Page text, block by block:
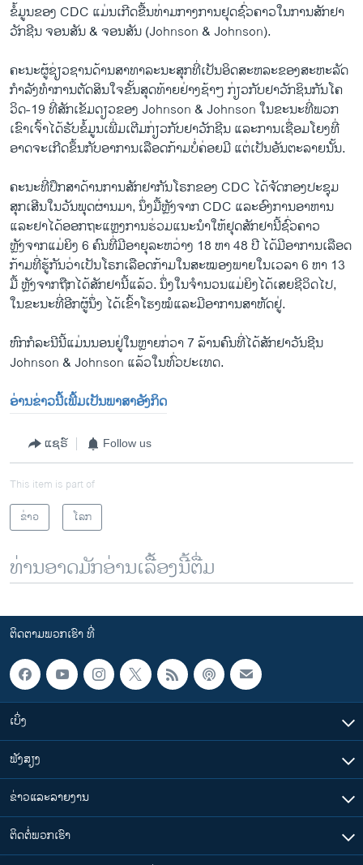
ຂໍ້ມູນຂອງ CDC ແມ່ນເກີດຂື້ນທ່າມກາງການຢຸດຊົ່ວຄາວໃນການສັກຢາ
ວັກຊີນ ຈອນສັນ & ຈອນສັນ (Johnson & Johnson).
ຄະນະຜູ້ຊ່ຽວຊານດ້ານສາທາລະນະສຸກທີ່ເປັນອິດສະຫລະຂອງສະຫະລັດ
ກຳລັງທໍາການຕັດສິນໃຈຂັ້ນສຸດທ້າຍຢ່າງຊ້າໆ ກ່ຽວກັບຢາວັກຊິນກັນໂຄ
ວິດ-19 ທີ່ສັກເຂັມດຽວຂອງ Johnson & Johnson ໃນຂະນະທີ່ພວກ
ເຂົາເຈົ້າໄດ້ຮັບຂໍ້ມູນເພີ່ມເຕີມກ່ຽວກັບຢາວັກຊີນ ແລະການເຊື່ອມໂຍງທີ່
ອາດຈະເກີດຂຶ້ນກັບອາການເລືອດກ້າມບໍ່ຄ່ອຍມີ ແຕ່ເປັນອັນຕະລາຍນັ້ນ.
ຄະນະທີ່ປຶກສາດ້ານການສັກຢາກັນໂຣກຂອງ CDC ໄດ້ຈັດກອງປະຊຸມ
ສຸກເສີນໃນວັນພຸດຜ່ານມາ, ນຶ່ງມື້ຫຼັງຈາກ CDC ແລະອົງການອາຫານ
ແລະຢາໄດ້ອອກຖະແຫຼງການຮ່ວມແນະນຳໃຫ້ຢຸດສັກຢານີ້ຊົ່ວຄາວ
ຫຼັງຈາກແມ່ຍິງ 6 ຄົນທີ່ມີອາຍຸລະຫວ່າງ 18 ຫາ 48 ປີ ໄດ້ມີອາການເລືອດ
ກ້າມທີ່ຮູ້ກັນວ່າເປັນໂຣກເລືອດກ້າມໃນສະໝອງພາຍໃນເວລາ 6 ຫາ 13
ມື້ ຫຼັງຈາກຖືກໄດ້ສັກຢານີ້ແລ້ວ. ນຶ່ງໃນຈຳນວນແມ່ຍິງໄດ້ເສຍຊີວິດໄປ,
ໃນຂະນະທີ່ອີກຜູ້ນຶ່ງ ໄດ້ເຂົ້າໂຮງໝໍແລະມີອາການສາຫັດຢູ່.
ຫົກກໍລະນີນີ້ແມ່ນນອນຢູ່ໃນຫຼາຍກ່ວາ 7 ລ້ານຄົນທີ່ໄດ້ສັກຢາວັນຊີນ
Johnson & Johnson ແລ້ວໃນທົ່ວປະເທດ.
ອ່ານຂ່າວນີ້ເພີ້ມເປັນພາສາອັງກິດ
ແຊຣ໌ Follow us
This item is part of
ຂ່າວ
ໂລກ
ທ່ານອາດມັກອ່ານເລື້ອງນີ້ຕື່ມ
ຕິດຕາມພວກເຮົາ ທີ່
ເບິ່ງ
ຟັງສຽງ
ຂ່າວແລະລາຍງານ
ຕິດຕໍ່ພວກເຮົາ